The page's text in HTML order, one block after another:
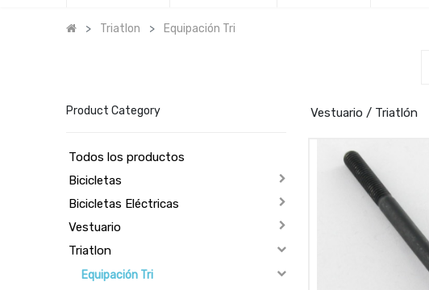
Triatlon Equipación Tri
Product Category
Todos los productos
Bicicletas
Bicicletas Eléctricas
Vestuario
Triatlon
Equipación Tri
Vestuario / Triatlón